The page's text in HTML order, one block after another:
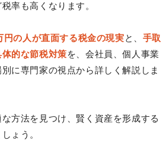
率も高くなります。
円の人が直面する税金の現実と、 手取
的な節税対策を、会社員、個人事業
に専門家の視点から詳しく解説しま
方法を見つけ、賢く資産を形成する
ょう。